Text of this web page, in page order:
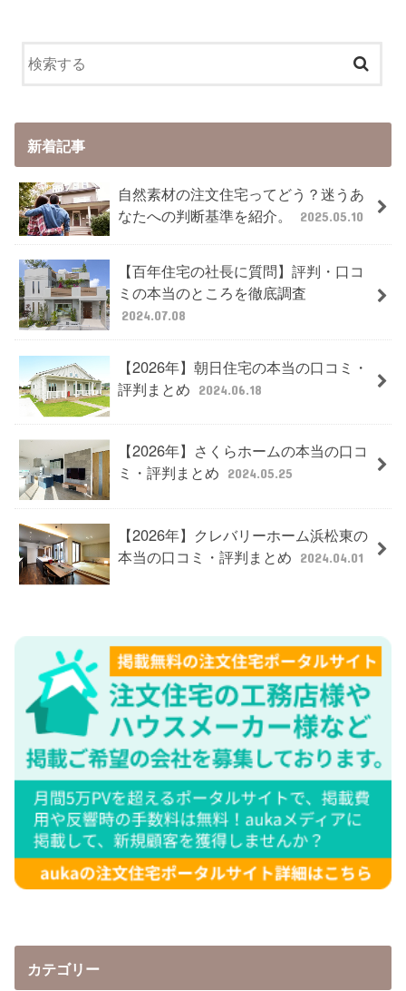
新着記事
自然素材の注文住宅ってどう？迷うあ
なたへの判断基準を紹介。
2025.05.10
【百年住宅の社長に質問】評判・口コ
ミの本当のところを徹底調査
2024.07.08
【2026年】朝日住宅の本当の口コミ・
評判まとめ
2024.06.18
【2026年】さくらホームの本当の口コ
ミ・評判まとめ
2024.05.25
【2026年】クレバリーホーム浜松東の
本当の口コミ・評判まとめ
2024.04.01
カテゴリー